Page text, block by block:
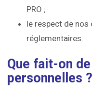
PRO ;
le respect de
réglementaires.
Que fait-on
personnelles ?